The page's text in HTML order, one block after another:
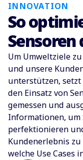
INNOVATION
So
Sensoren
Um Umweltziele
und unsere
unterstützen, setzt
den Einsatz von
gemessen und
Informationen, um
perfektionieren
Kundenerlebnis zu
welche Use Cases